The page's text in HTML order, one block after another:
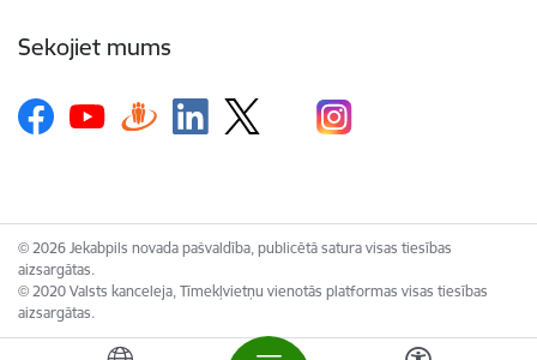
Sekojiet mums
© 2026 Jekabpils novada pašvaldība, publicētā satura visas tiesības
aizsargātas.
© 2020 Valsts kanceleja, Tīmekļvietņu vienotās platformas visas tiesības
aizsargātas.